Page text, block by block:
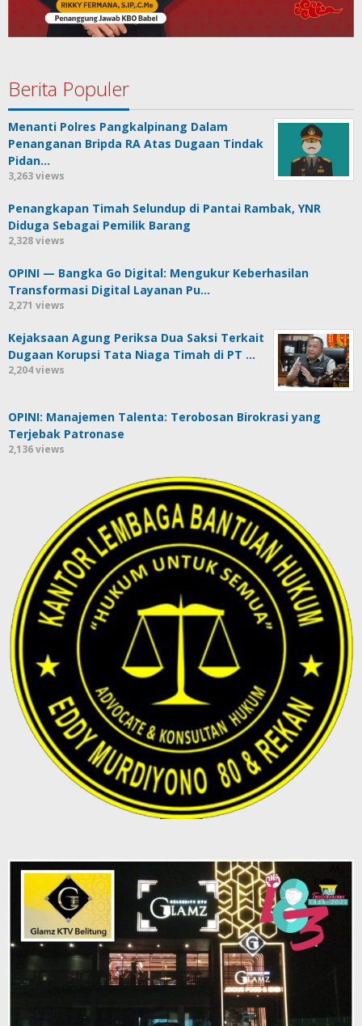
Berita Populer
Menanti Polres Pangkalpinang Dalam
Penanganan Bripda RA Atas Dugaan Tindak
Pidan…
3,263 views
Penangkapan Timah Selundup di Pantai Rambak, YNR
Diduga Sebagai Pemilik Barang
2,328 views
OPINI — Bangka Go Digital: Mengukur Keberhasilan
Transformasi Digital Layanan Pu…
2,271 views
Kejaksaan Agung Periksa Dua Saksi Terkait
Dugaan Korupsi Tata Niaga Timah di PT …
2,204 views
OPINI: Manajemen Talenta: Terobosan Birokrasi yang
Terjebak Patronase
2,136 views